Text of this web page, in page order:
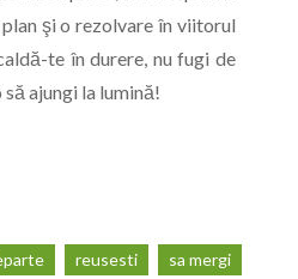
plan şi o rezolvare în viitorul
te în durere, nu fugi de
să ajungi la lumină!
reusesti
sa mergi